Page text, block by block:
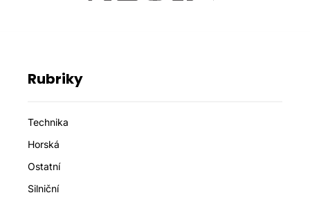
Rubriky
Technika
Horská
Ostatní
Silniční